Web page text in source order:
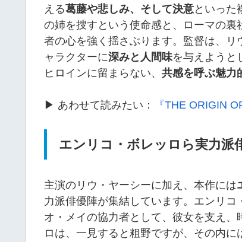
える葛藤や悲しみ、そして決意といった
の姉を捜すという使命感と、ローマの
者の心を強く揺さぶります。監督は、
ャラクターに深みと人間味を与えようと
ヒロインに留まらない、 共感を呼ぶ魅力
▶ あわせて読みたい： 『THE ORIGIN
エンリコ・ボレッロら実力派
主演のリウ・ヤーシーに加え、本作には
力派俳優陣が集結しています。エンリ
オ・メイの協力者として、彼女を支え
ロは、一見すると粗野ですが、その内に